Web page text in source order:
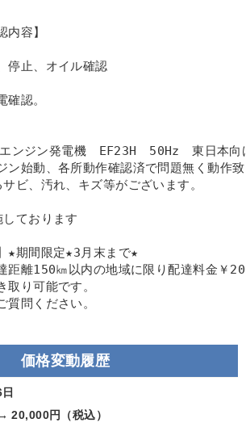
認内容】
停止、オイル確認
確認。
ンジン発電機　EF23H　50Hz　東日本
ン始動、各所動作確認済で問題無く動作
るサビ、汚れ、キズ等がございます
ております
★期間限定★3月末まで★
距離150㎞以内の地域に限り配達料金
取り可能です。
質問ください。
価格変動履歴
20,000円（税込）